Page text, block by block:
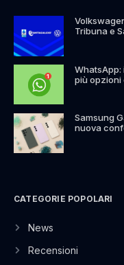
Tribuna e
WhatsApp:
più
Samsung
nuova
CATEGORIE POPOLARI
News
Recensioni